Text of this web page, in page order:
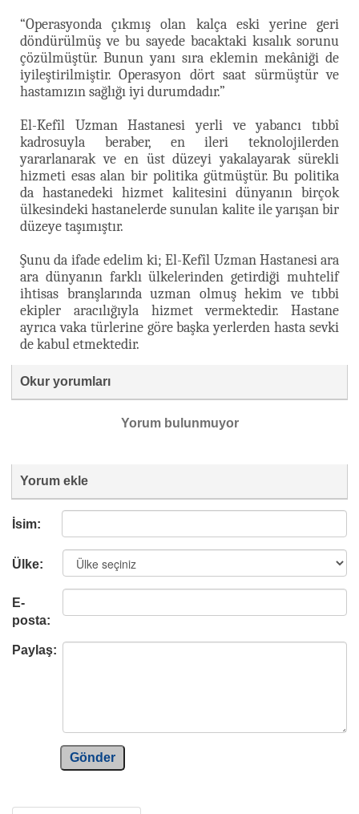
“Operasyonda çıkmış olan kalça eski yerine geri
döndürülmüş ve bu sayede bacaktaki kısalık sorunu
çözülmüştür. Bunun yanı sıra eklemin mekâniği de
iyileştirilmiştir. Operasyon dört saat sürmüştür ve
hastamızın sağlığı iyi durumdadır.”
El-Kefîl Uzman Hastanesi yerli ve yabancı tıbbî
kadrosuyla beraber, en ileri teknolojilerden
yararlanarak ve en üst düzeyi yakalayarak sürekli
hizmeti esas alan bir politika gütmüştür. Bu politika
da hastanedeki hizmet kalitesini dünyanın birçok
ülkesindeki hastanelerde sunulan kalite ile yarışan bir
düzeye taşımıştır.
Şunu da ifade edelim ki; El-Kefîl Uzman Hastanesi ara
ara dünyanın farklı ülkelerinden getirdiği muhtelif
ihtisas branşlarında uzman olmuş hekim ve tıbbi
ekipler aracılığıyla hizmet vermektedir. Hastane
ayrıca vaka türlerine göre başka yerlerden hasta sevki
de kabul etmektedir.
Okur yorumları
Yorum bulunmuyor
Yorum ekle
İsim:
Ülke:
E-
posta:
Paylaş:
Gönder